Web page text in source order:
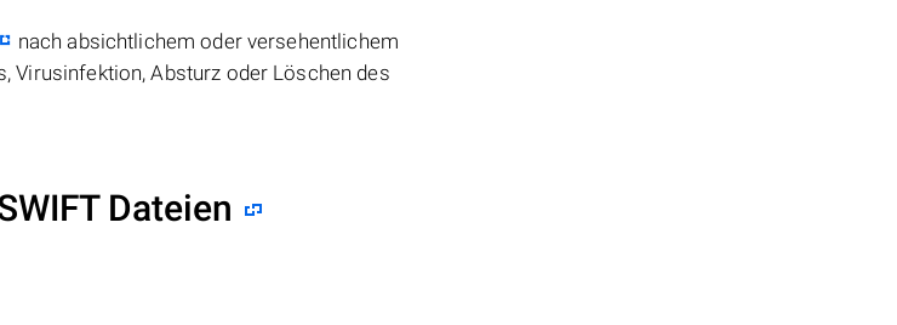
nach absichtlichem oder versehentlichem
Virusinfektion, Absturz oder Löschen des
Dateien